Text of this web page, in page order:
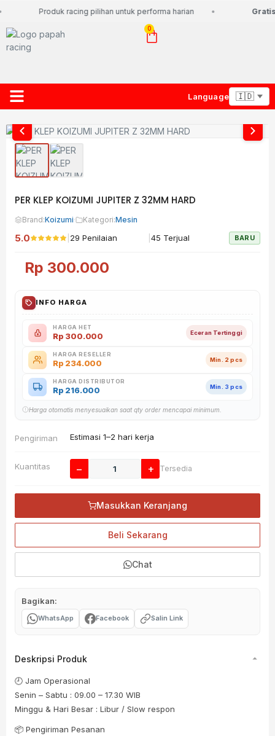
Produk racing pilihan untuk performa harian
0
Language
PER KLEP KOIZUMI JUPITER Z 32MM HARD
Brand:Koizumi· Kategori:Mesin
5.0 29 Penilaian 45 Terjual BARU
Rp 300.000
INFO HARGA
HARGA HET
Rp 300.000 Eceran Tertinggi
HARGA RESELLER
Rp 234.000 Min. 2 pcs
HARGA DISTRIBUTOR
Rp 216.000 Min. 3 pcs
Harga otomatis menyesuaikan saat qty order mencapai minimum.
Pengiriman Estimasi 1–2 hari kerja
Kuantitas − + Tersedia
Masukkan Keranjang
Beli Sekarang
Chat
Bagikan:
WhatsApp Facebook Salin Link
Deskripsi Produk
🕘 Jam Operasional
Senin – Sabtu : 09.00 – 17.30 WIB
Minggu & Hari Besar : Libur / Slow respon
📦 Pengiriman Pesanan